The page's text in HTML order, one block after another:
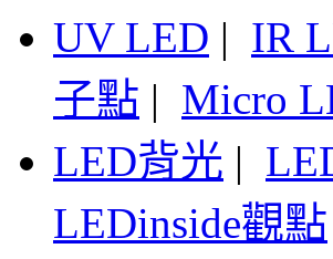
UV LED | IR
子點 | Micro
LED背光 |
LEDinside觀點